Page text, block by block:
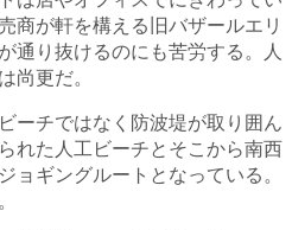
商が軒を構える旧バザールエリ
通り抜けるのにも苦労する。人
尚更だ。
ーチではなく防波堤が取り囲ん
れた人工ビーチとそこから南西
ョギングルートとなっている。